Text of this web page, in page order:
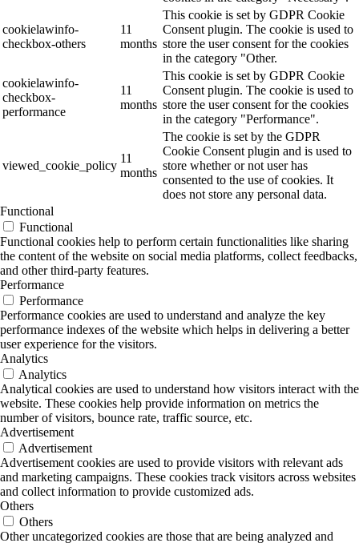
cookielawinfo-
checkbox-others
11
months
This cookie is set by GDPR Cookie
Consent plugin. The cookie is used to
store the user consent for the cookies
in the category "Other.
cookielawinfo-
checkbox-
performance
11
months
This cookie is set by GDPR Cookie
Consent plugin. The cookie is used to
store the user consent for the cookies
in the category "Performance".
viewed_cookie_policy
11
months
The cookie is set by the GDPR
Cookie Consent plugin and is used to
store whether or not user has
consented to the use of cookies. It
does not store any personal data.
Functional
Functional
Functional cookies help to perform certain functionalities like sharing
the content of the website on social media platforms, collect feedbacks,
and other third-party features.
Performance
Performance
Performance cookies are used to understand and analyze the key
performance indexes of the website which helps in delivering a better
user experience for the visitors.
Analytics
Analytics
Analytical cookies are used to understand how visitors interact with the
website. These cookies help provide information on metrics the
number of visitors, bounce rate, traffic source, etc.
Advertisement
Advertisement
Advertisement cookies are used to provide visitors with relevant ads
and marketing campaigns. These cookies track visitors across websites
and collect information to provide customized ads.
Others
Others
Other uncategorized cookies are those that are being analyzed and